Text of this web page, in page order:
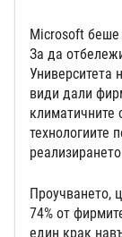
Microsoft беше
За да
Университета
види дали
технологиите
Проучването,
74% от
един крак